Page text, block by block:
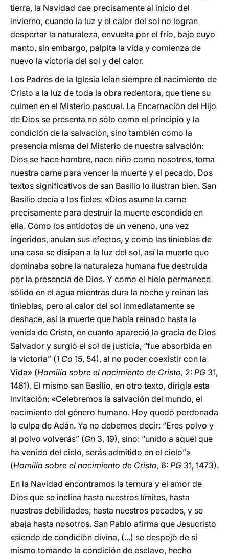
tierra, la Navidad cae precisamente al inicio del
invierno, cuando la luz y el calor del sol no logran
despertar la naturaleza, envuelta por el frío, bajo cuyo
manto, sin embargo, palpita la vida y comienza de
nuevo la victoria del sol y del calor.
Los Padres de la Iglesia leían siempre el nacimiento de
Cristo a la luz de toda la obra redentora, que tiene su
culmen en el Misterio pascual. La Encarnación del Hijo
de Dios se presenta no sólo como el principio y la
condición de la salvación, sino también como la
presencia misma del Misterio de nuestra salvación:
Dios se hace hombre, nace niño como nosotros, toma
nuestra carne para vencer la muerte y el pecado. Dos
textos significativos de san Basilio lo ilustran bien. San
Basilio decía a los fieles: «Dios asume la carne
precisamente para destruir la muerte escondida en
ella. Como los antídotos de un veneno, una vez
ingeridos, anulan sus efectos, y como las tinieblas de
una casa se disipan a la luz del sol, así la muerte que
dominaba sobre la naturaleza humana fue destruida
por la presencia de Dios. Y como el hielo permanece
sólido en el agua mientras dura la noche y reinan las
tinieblas, pero al calor del sol inmediatamente se
deshace, así la muerte que había reinado hasta la
venida de Cristo, en cuanto apareció la gracia de Dios
Salvador y surgió el sol de justicia, “fue absorbida en
la victoria” (1 Co 15, 54), al no poder coexistir con la
Vida» (Homilía sobre el nacimiento de Cristo, 2: PG 31,
1461). El mismo san Basilio, en otro texto, dirigía esta
invitación: «Celebremos la salvación del mundo, el
nacimiento del género humano. Hoy quedó perdonada
la culpa de Adán. Ya no debemos decir: “Eres polvo y
al polvo volverás” (Gn 3, 19), sino: “unido a aquel que
ha venido del cielo, serás admitido en el cielo”»
(Homilía sobre el nacimiento de Cristo, 6: PG 31, 1473).
En la Navidad encontramos la ternura y el amor de
Dios que se inclina hasta nuestros límites, hasta
nuestras debilidades, hasta nuestros pecados, y se
abaja hasta nosotros. San Pablo afirma que Jesucristo
«siendo de condición divina, (...) se despojó de sí
mismo tomando la condición de esclavo, hecho